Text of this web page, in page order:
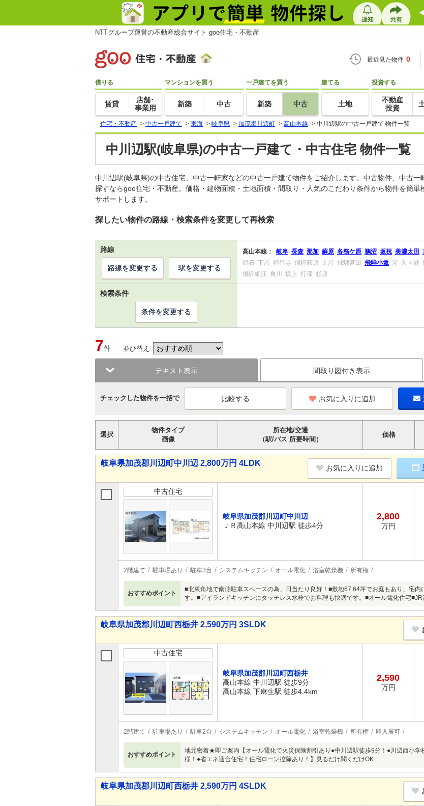
NTTグループ運営の不動産総合サイト goo住宅・不動産
最近見た物件 0
借りる
賃貸
店舗･
事業用
マンションを買う
新築 中古
一戸建てを買う
新築 中古
建てる
土地
投資する
不動産
投資
住宅・不動産 > 中古一戸建て > 東海 > 岐阜県 > 加茂郡川辺町 > 高山本線 > 中川辺駅の中古一戸建て 物件一覧
中川辺駅(岐阜県)の中古一戸建て・中古住宅 物件一覧
中川辺駅(岐阜県)の中古住宅、中古一軒家などの中古一戸建て物件をご紹介します。中古物件、中古
探すならgoo住宅・不動産。価格・建物面積・土地面積・間取り・人気のこだわり条件から物件を簡
サポートします。
探したい物件の路線・検索条件を変更して再検索
路線 高山本線： 岐阜 長森 那加 蘇原 各務ケ原 鵜沼 坂祝 美濃太田
焼石 下呂 禅昌寺 飛騨萩原 上呂 飛騨宮田 飛騨小坂 渚 久々野
飛騨細江 角川 坂上 打保 杉原
路線を変更する 駅を変更する
検索条件
条件を変更する
7件 並び替え
テキスト表示 間取り図付き表示
チェックした物件を一括で お気に入りに追加
選択
物件タイプ
画像
所在地/交通
（駅/バス 所要時間）
価格
岐阜県加茂郡川辺町中川辺 2,800万円 4LDK
お気に入りに追加
中古住宅
岐阜県加茂郡川辺町中川辺
ＪＲ高山本線 中川辺駅 徒歩4分
2,800
万円
2階建て 駐車場あり 駐車3台 システムキッチン オール電化 浴室乾燥機 所有権
おすすめポイント
■北東角地で南側駐車スペースの為、日当たり良好！■敷地67.64坪でお庭もあり、宅
す。■アイランドキッチンにタッチレス水栓でお料理も快適です。■オール電化住宅
岐阜県加茂郡川辺町西栃井 2,590万円 3SLDK
中古住宅
岐阜県加茂郡川辺町西栃井
高山本線 中川辺駅 徒歩9分
高山本線 下麻生駅 徒歩4.4km
2,590
万円
2階建て 駐車場あり 駐車2台 システムキッチン オール電化 浴室乾燥機 所有権 即入居可
おすすめポイント
地元密着★即ご案内【オール電化で火災保険割引あり●中川辺駅徒歩9分！●川辺西小
様！●省エネ適合住宅！住宅ローン控除あり！】見るだけ聞くだけOK
岐阜県加茂郡川辺町西栃井 2,590万円 4SLDK